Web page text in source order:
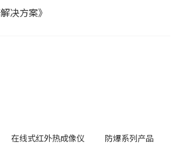
决方案》
在线式红外热成像仪 防爆系列产品